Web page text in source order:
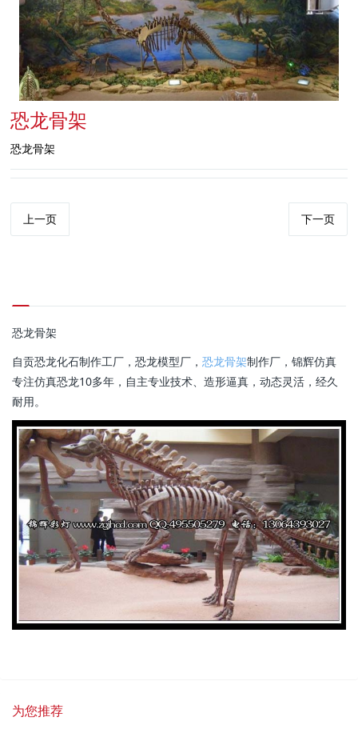
恐龙骨架
恐龙骨架
上一页 下一页
恐龙骨架
自贡恐龙化石制作工厂，恐龙模型厂， 恐龙骨架制作厂，锦辉仿真
专注仿真恐龙10多年，自主专业技术、造形逼真，动态灵活，经久
耐用。
为您推荐